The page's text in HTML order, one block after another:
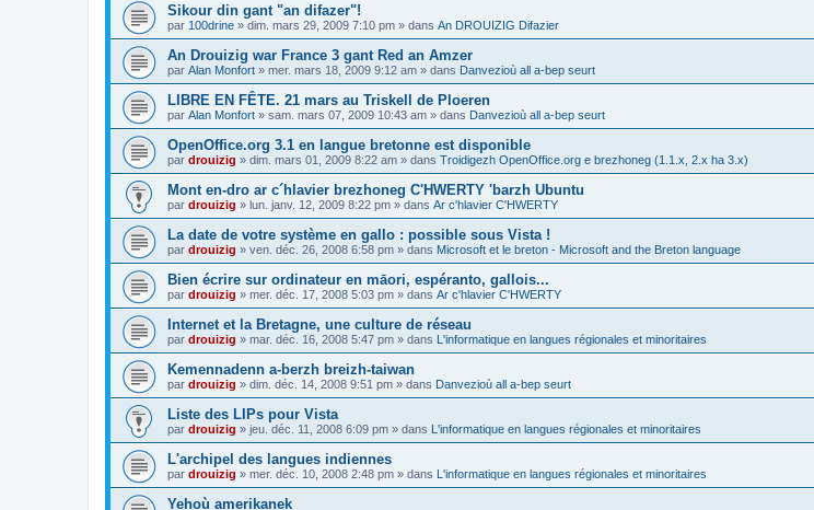
Sikour din gant "an difazer"!
par 100drine » dim. mars 29, 2009 7:10 pm » dans An DROUIZIG Difazier
An Drouizig war France 3 gant Red an Amzer
par Alan Monfort » mer. mars 18, 2009 9:12 am » dans Danvezioù all a-bep seurt
LIBRE EN FÊTE. 21 mars au Triskell de Ploeren
par Alan Monfort » sam. mars 07, 2009 10:43 am » dans Danvezioù all a-bep seurt
OpenOffice.org 3.1 en langue bretonne est disponible
par drouizig » dim. mars 01, 2009 8:22 am » dans Troidigezh OpenOffice.org e brezhoneg (1.1.x, 2.x ha 3.x)
Mont en-dro ar c´hlavier brezhoneg C'HWERTY 'barzh Ubuntu
par drouizig » lun. janv. 12, 2009 8:22 pm » dans Ar c'hlavier C'HWERTY
La date de votre système en gallo : possible sous Vista !
par drouizig » ven. déc. 26, 2008 6:58 pm » dans Microsoft et le breton - Microsoft and the Breton language
Bien écrire sur ordinateur en māori, espéranto, gallois...
par drouizig » mer. déc. 17, 2008 5:03 pm » dans Ar c'hlavier C'HWERTY
Internet et la Bretagne, une culture de réseau
par drouizig » mar. déc. 16, 2008 5:47 pm » dans L'informatique en langues régionales et minoritaires
Kemennadenn a-berzh breizh-taiwan
par drouizig » dim. déc. 14, 2008 9:51 pm » dans Danvezioù all a-bep seurt
Liste des LIPs pour Vista
par drouizig » jeu. déc. 11, 2008 6:09 pm » dans L'informatique en langues régionales et minoritaires
L'archipel des langues indiennes
par drouizig » mer. déc. 10, 2008 2:48 pm » dans L'informatique en langues régionales et minoritaires
Yehoù amerikanek